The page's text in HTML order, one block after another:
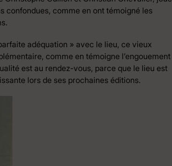
confondues, comme en ont témoigné les
adéquation » avec le lieu, ce vieux
comme en témoigne l’engouement
est au rendez-vous, parce que le lieu est
lors de ses prochaines éditions.